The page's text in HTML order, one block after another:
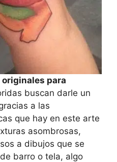
para
buscan darle un
a las
que hay en este arte
asombrosas,
a dibujos que se
barro o tela, algo